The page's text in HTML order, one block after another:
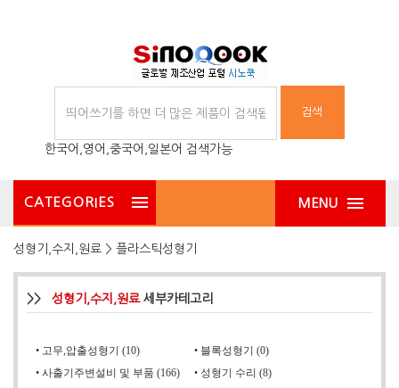
검색
한국어,영어,중국어,일본어 검색가능
CATEGORIES MENU
성형기,수지,원료 > 플라스틱성형기
>> 성형기,수지,원료세부카테고리
• 고무,압출성형기 (10) • 블록성형기 (0)
• 사출기주변설비 및 부품 (166) • 성형기 수리 (8)